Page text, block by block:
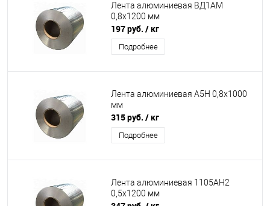
Лента алюминиевая ВД1АМ
0,8х1200 мм
197 руб. / кг
Подробнее
Лента алюминиевая А5Н 0,8х1000
мм
315 руб. / кг
Подробнее
Лента алюминиевая 1105АН2
0,5х1200 мм